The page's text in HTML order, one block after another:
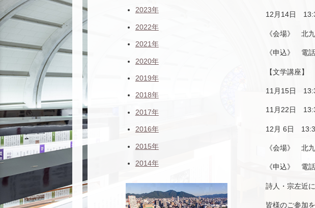
12月14日
《会場》 北
《申込》 電
【文学講座】
11月15日
11月22日
12月 6日
《会場》 北
《申込》 電
詩人・宗左近
皆様のご参加
2023年
2022年
2021年
2020年
2019年
2018年
2017年
2016年
2015年
2014年